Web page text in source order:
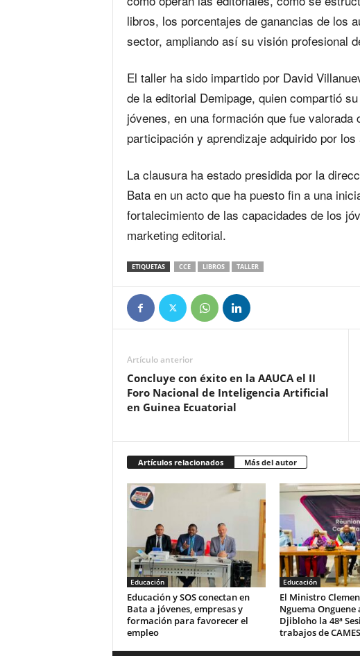
libros, los porcentajes de ganancias de los
sector, ampliando así su visión profesional
El taller ha sido impartido por David
de la editorial Demipage, quien compartió
jóvenes, en una formación que fue
participación y aprendizaje adquirido por
La clausura ha estado presidida por la
Bata en un acto que ha puesto fin a una
fortalecimiento de las capacidades de los
marketing editorial.
ETIQUETAS CCE LIBROS TALLER
Artículo anterior
Concluye con éxito en la AAUCA el II
Foro Nacional de Inteligencia Artificial
en Guinea Ecuatorial
Artículos relacionados Más del autor
Educación
Educación y SOS conectan en
Bata a jóvenes, empresas y
formación para favorecer el
empleo
Educación
‎El Ministro
Nguema
Djibloho la 48ª
trabajos de CAMES‎